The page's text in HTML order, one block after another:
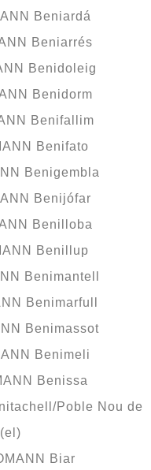
Beniardá
Beniarrés
Benidoleig
Benidorm
Benifallim
Benifato
Benigembla
Benijófar
Benilloba
Benillup
Benimantell
Benimarfull
Benimassot
Benimeli
Benissa
Poble Nou de
Biar